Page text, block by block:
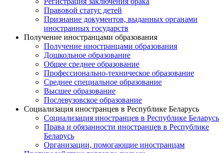
Правовой статус детей
Признание документов, выданных органами
иностранных государств
Получение иностранцами образования
Получение иностранцами образования
Дошкольное образование
Общее среднее образование
Профессионально-техническое образование
Среднее специальное образование
Высшее образование
Послевузовское образование
Социализация иностранцев в Республике Беларусь
Социализация иностранцев в Республике Беларусь
Права и обязанности иностранцев в Республике
Беларусь
Oрганизации, помогающие иностранцам